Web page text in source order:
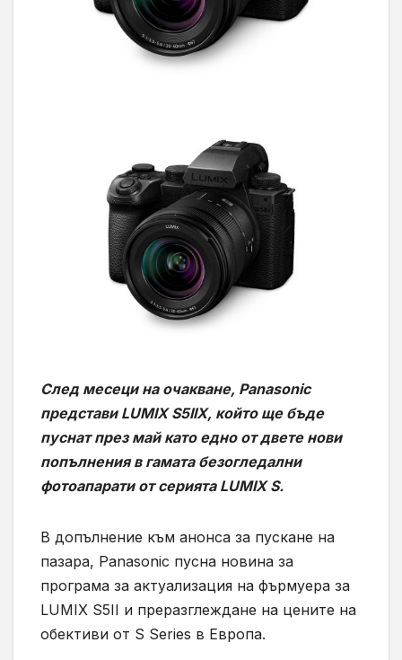
След месеци на очакване, Panasonic
представи LUMIX S5IIX, който ще бъде
пуснат през май като едно от двете нови
попълнения в гамата безогледални
фотоапарати от серията LUMIX S.
В допълнение към анонса за пускане на
пазара, Panasonic пусна новина за
програма за актуализация на фърмуера за
LUMIX S5II и преразглеждане на цените на
обективи от S Series в Европа.